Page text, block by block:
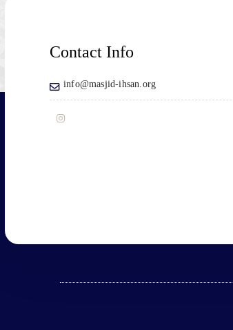
Contact Info
info@masjid-ihsan.org